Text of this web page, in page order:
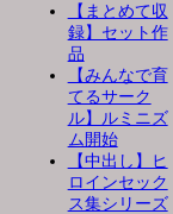
【まとめて収
録】セット作
品
【みんなで育
てるサーク
ル】ルミニズ
ム開始
【中出し】ヒ
ロインセック
ス集シリーズ